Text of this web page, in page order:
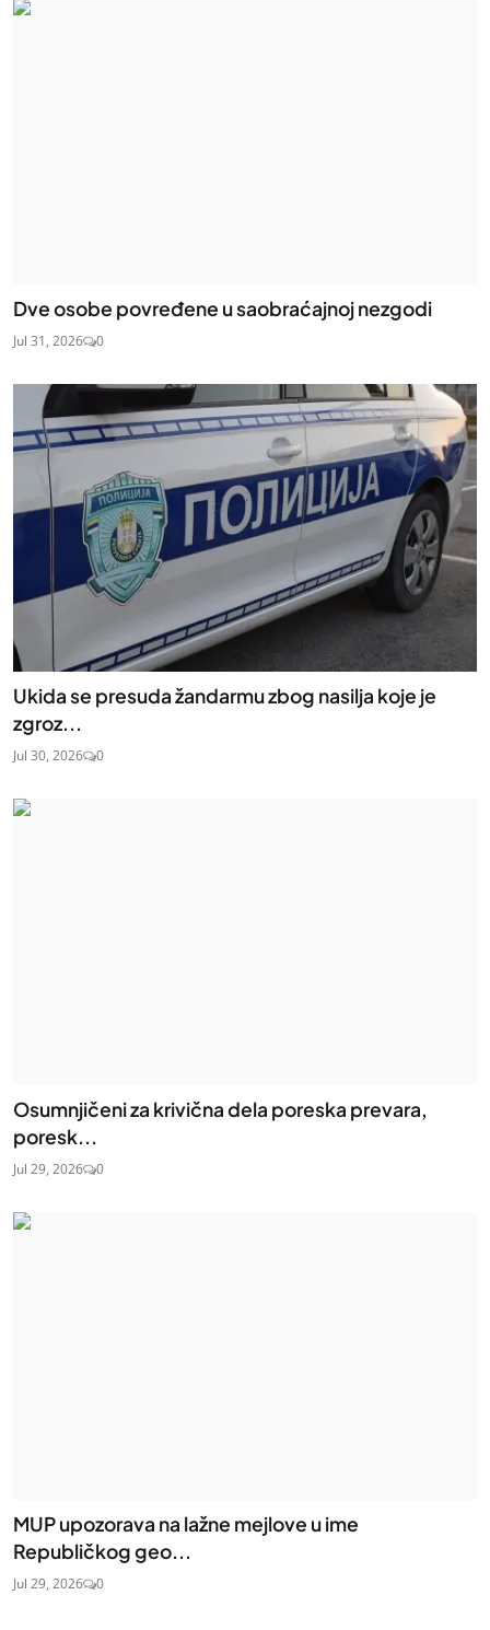
Dve osobe povređene u saobraćajnoj nezgodi
Jul 31, 2026 0
Ukida se presuda žandarmu zbog nasilja koje je
zgroz...
Jul 30, 2026 0
Osumnjičeni za krivična dela poreska prevara,
poresk...
Jul 29, 2026 0
MUP upozorava na lažne mejlove u ime
Republičkog geo...
Jul 29, 2026 0